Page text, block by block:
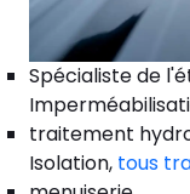
Spécialiste de
traitement
Isolation, tous